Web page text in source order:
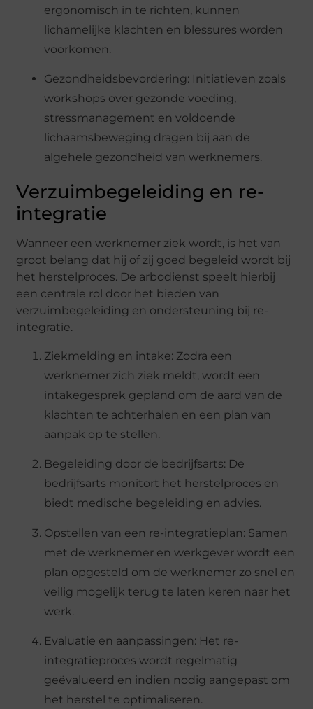
ergonomisch in te richten, kunnen
lichamelijke klachten en blessures worden
voorkomen.
Gezondheidsbevordering: Initiatieven zoals
workshops over gezonde voeding,
stressmanagement en voldoende
lichaamsbeweging dragen bij aan de
algehele gezondheid van werknemers.
Verzuimbegeleiding en re-
integratie
Wanneer een werknemer ziek wordt, is het van
groot belang dat hij of zij goed begeleid wordt bij
het herstelproces. De arbodienst speelt hierbij
een centrale rol door het bieden van
verzuimbegeleiding en ondersteuning bij re-
integratie.
Ziekmelding en intake: Zodra een
werknemer zich ziek meldt, wordt een
intakegesprek gepland om de aard van de
klachten te achterhalen en een plan van
aanpak op te stellen.
Begeleiding door de bedrijfsarts: De
bedrijfsarts monitort het herstelproces en
biedt medische begeleiding en advies.
Opstellen van een re-integratieplan: Samen
met de werknemer en werkgever wordt een
plan opgesteld om de werknemer zo snel en
veilig mogelijk terug te laten keren naar het
werk.
Evaluatie en aanpassingen: Het re-
integratieproces wordt regelmatig
geëvalueerd en indien nodig aangepast om
het herstel te optimaliseren.